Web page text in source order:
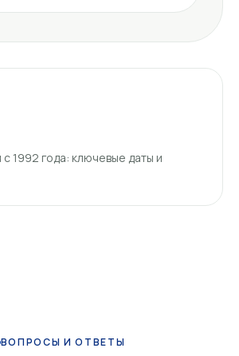
1992 года: ключевые даты и
ВОПРОСЫ И ОТВЕТЫ